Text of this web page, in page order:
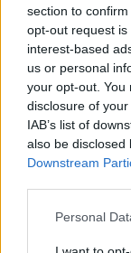
section to
opt-out request
interest-based
us or personal
your opt-out. You
disclosure of
IAB’s list of
also be disclosed
Downstream
Personal
Photo 3/9
Υπέροχοι και οι